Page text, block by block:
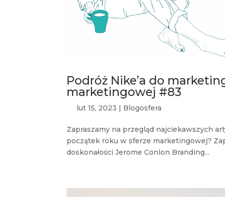
Podróż Nike’a do
marketingowej #83
lut 15, 2023 | Blogosfera
Zapraszamy na przegląd najciekawszych
początek roku w sferze marketingowej?
doskonałości Jerome Conlon Branding...